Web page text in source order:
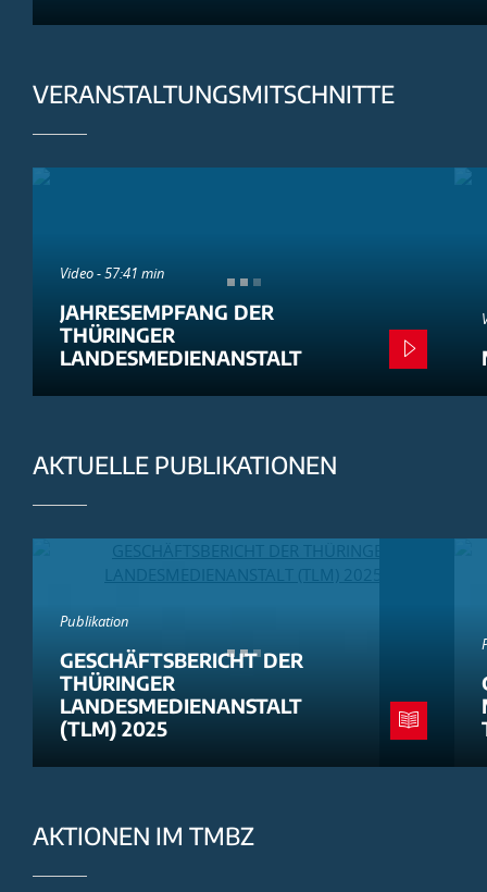
VERANSTALTUNGSMITSCHNITTE
Video - 57:41 min
JAHRESEMPFANG DER
THÜRINGER
LANDESMEDIENANSTALT
AKTUELLE PUBLIKATIONEN
Publikation
GESCHÄFTSBERICHT DER
THÜRINGER
LANDESMEDIENANSTALT
(TLM) 2025
AKTIONEN IM TMBZ